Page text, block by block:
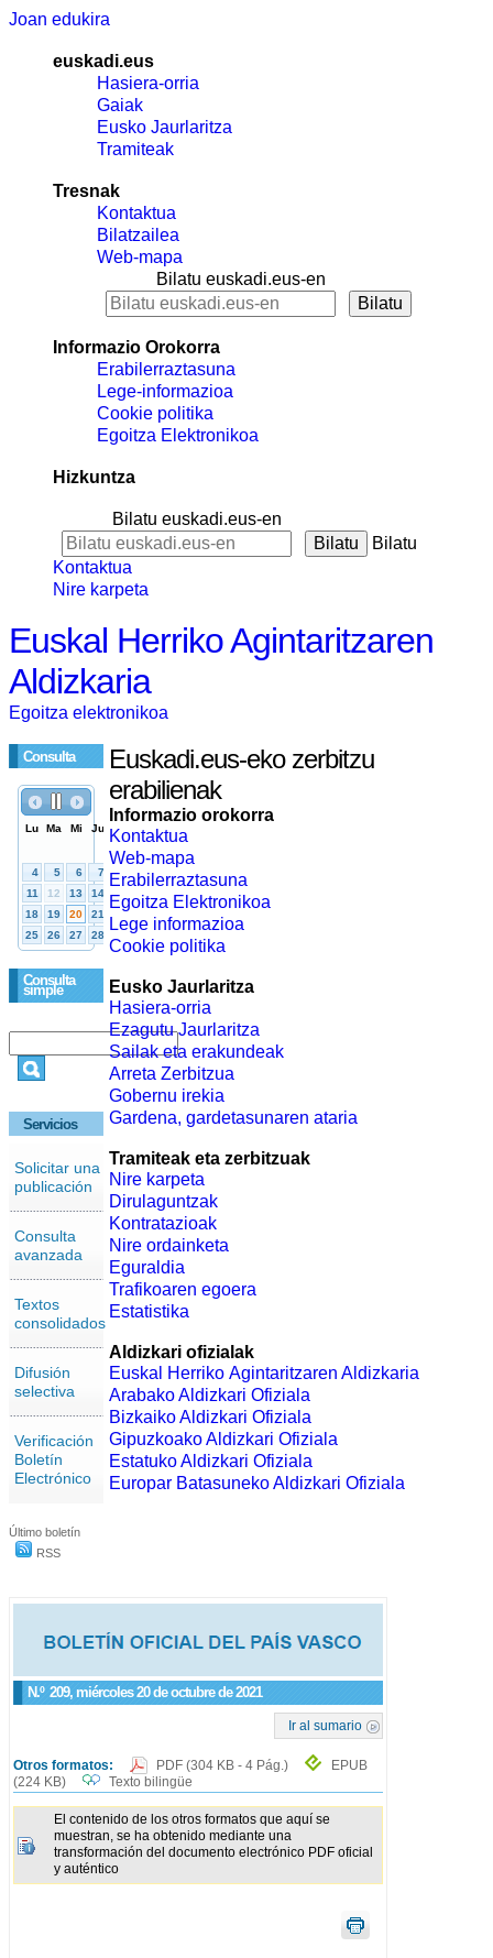
Joan edukira
euskadi.eus
Hasiera-orria
Gaiak
Eusko Jaurlaritza
Tramiteak
Tresnak
Kontaktua
Bilatzailea
Web-mapa
Bilatu euskadi.eus-en
Informazio Orokorra
Erabilerraztasuna
Lege-informazioa
Cookie politika
Egoitza Elektronikoa
Hizkuntza
Bilatu euskadi.eus-en
Bilatu
Kontaktua
Nire karpeta
Euskal Herriko Agintaritzaren
Aldizkaria
Egoitza elektronikoa
Consulta
Consulta
simple
Servicios
Solicitar una
publicación
Consulta
avanzada
Textos
consolidados
Difusión
selectiva
Verificación
Boletín
Electrónico
Último boletín
RSS
N.º 209, miércoles 20 de octubre de 2021
Ir al sumario
Otros formatos: PDF (304 KB - 4 Pág.)
EPUB
(224 KB)
Texto bilingüe
El contenido de los otros formatos que aquí se
muestran, se ha obtenido mediante una
transformación del documento electrónico PDF oficial
y auténtico
Euskadi.eus-eko zerbitzu
erabilienak
Informazio orokorra
Kontaktua
Web-mapa
Erabilerraztasuna
Egoitza Elektronikoa
Lege informazioa
Cookie politika
Eusko Jaurlaritza
Hasiera-orria
Ezagutu Jaurlaritza
Sailak eta erakundeak
Arreta Zerbitzua
Gobernu irekia
Gardena, gardetasunaren ataria
Tramiteak eta zerbitzuak
Nire karpeta
Dirulaguntzak
Kontratazioak
Nire ordainketa
Eguraldia
Trafikoaren egoera
Estatistika
Aldizkari ofizialak
Euskal Herriko Agintaritzaren Aldizkaria
Arabako Aldizkari Ofiziala
Bizkaiko Aldizkari Ofiziala
Gipuzkoako Aldizkari Ofiziala
Estatuko Aldizkari Ofiziala
Europar Batasuneko Aldizkari Ofiziala